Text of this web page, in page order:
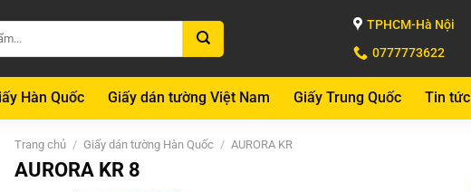
TPHCM-Hà Nội
0777773622
Hàn Quốc Giấy dán tường Việt Nam Giấy Trung Quốc Tin tức
Trang chủ / Giấy dán tường Hàn Quốc / AURORA KR
AURORA KR 8